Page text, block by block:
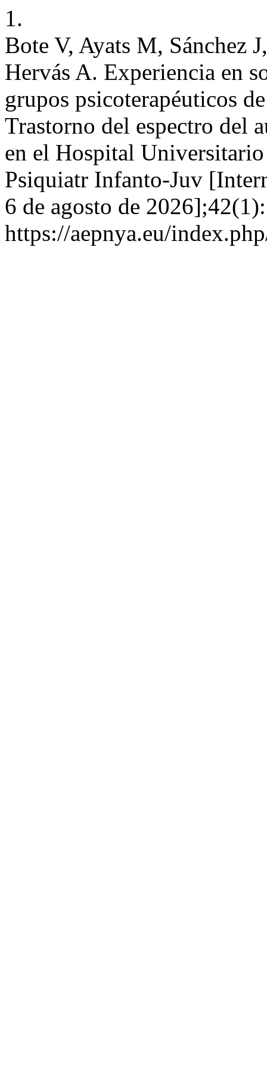
1.
Bote V, Ayats M, Sánchez
Hervás A. Experiencia en
grupos psicoterapéuticos
Trastorno del espectro del
en el Hospital
Psiquiatr Infanto-Juv
6 de agosto de
https://aepnya.eu/